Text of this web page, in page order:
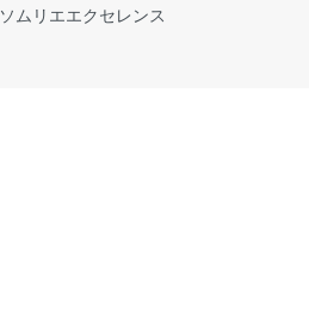
ソムリエエクセレンス